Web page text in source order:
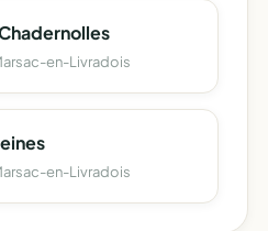
en-Livradois
en-Livradois